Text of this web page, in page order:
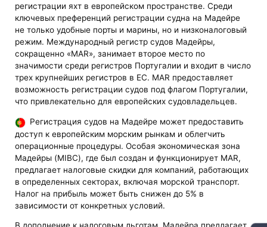
регистрации яхт в европейском пространстве. Среди
ключевых преференций регистрации судна на Мадейре
не только удобные порты и марины, но и низконалоговый
режим. Международный регистр судов Мадейры,
сокращенно «MAR», занимает второе место по
значимости среди регистров Португалии и входит в число
трех крупнейших регистров в ЕС. MAR предоставляет
возможность регистрации судов под флагом Португалии,
что привлекательно для европейских судовладельцев.
Регистрация судов на Мадейре может предоставить
доступ к европейским морским рынкам и облегчить
операционные процедуры. Особая экономическая зона
Мадейры (MIBC), где был создан и функционирует MAR,
предлагает налоговые скидки для компаний, работающих
в определенных секторах, включая морской транспорт.
Налог на прибыль может быть снижен до 5% в
зависимости от конкретных условий.